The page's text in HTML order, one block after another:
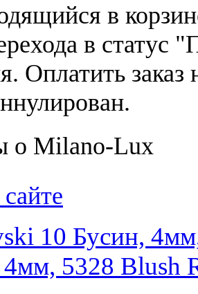
в
в статус
Оплатить заказ
о Milano-Lux
10 Бусин,
4мм, 5328 Blush